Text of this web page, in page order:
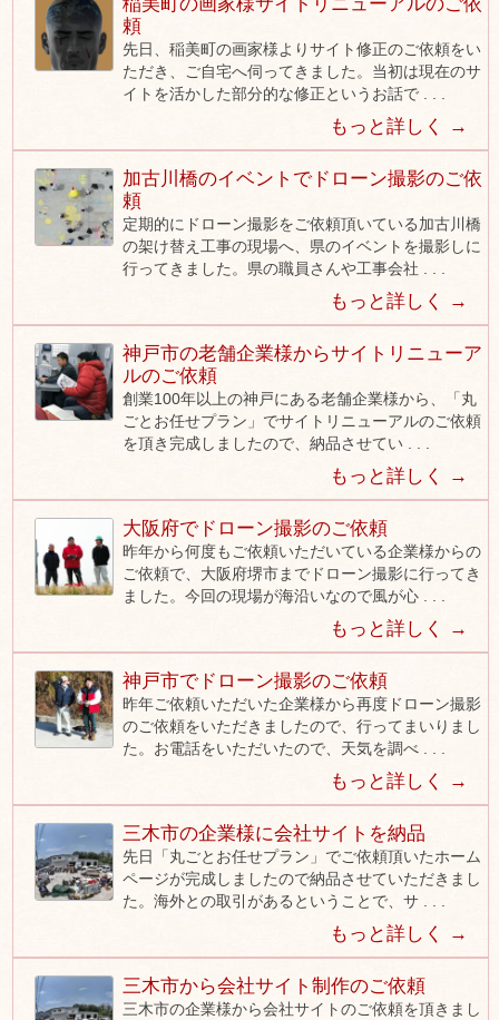
稲美町の画家様サイトリニューアルのご依
頼
先日、稲美町の画家様よりサイト修正のご依頼をい
ただき、ご自宅へ伺ってきました。当初は現在のサ
イトを活かした部分的な修正というお話で . . .
もっと詳しく →
加古川橋のイベントでドローン撮影のご依
頼
定期的にドローン撮影をご依頼頂いている加古川橋
の架け替え工事の現場へ、県のイベントを撮影しに
行ってきました。県の職員さんや工事会社 . . .
もっと詳しく →
神戸市の老舗企業様からサイトリニューア
ルのご依頼
創業100年以上の神戸にある老舗企業様から、「丸
ごとお任せプラン」でサイトリニューアルのご依頼
を頂き完成しましたので、納品させてい . . .
もっと詳しく →
大阪府でドローン撮影のご依頼
昨年から何度もご依頼いただいている企業様からの
ご依頼で、大阪府堺市までドローン撮影に行ってき
ました。今回の現場が海沿いなので風が心 . . .
もっと詳しく →
神戸市でドローン撮影のご依頼
昨年ご依頼いただいた企業様から再度ドローン撮影
のご依頼をいただきましたので、行ってまいりまし
た。お電話をいただいたので、天気を調べ . . .
もっと詳しく →
三木市の企業様に会社サイトを納品
先日「丸ごとお任せプラン」でご依頼頂いたホーム
ページが完成しましたので納品させていただきまし
た。海外との取引があるということで、サ . . .
もっと詳しく →
三木市から会社サイト制作のご依頼
三木市の企業様から会社サイトのご依頼を頂きまし